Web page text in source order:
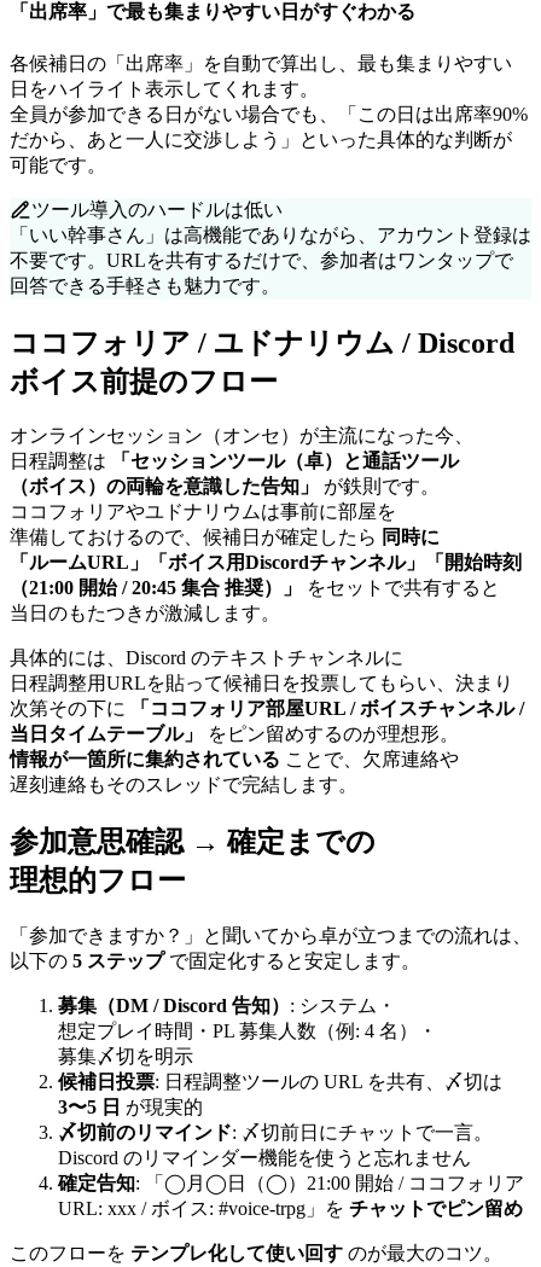
「出席率」で最も集まりやすい 日がすぐわかる
各候補日の 「出席率」を自動で算出し、 最も集まりやすい
日をハイライト 表示してくれます。
全員が参加できる 日がない場合でも、 「この日は出席率90%
だから、 あと一人に交渉しよう」と いった具体的な判断が
可能です。
ツール導入のハードルは低い
「いい幹事さん」は高機能でありながら、 アカウント登録は
不要です。 URLを共有するだけで、 参加者はワンタップで
回答できる手軽さも魅力です。
ココフォリア / ユドナリウム / Discord
ボイス前提のフロー
オンラインセッション （オンセ）が主流になった今、
日程調整は
「セッションツール（卓）と通話ツール
（ボイス）の両輪を意識した告知」 が鉄則です。
ココフォリアやユドナリウムは事前に部屋を
準備しておけるので、 候補日が確定したら 同時に
「ルームURL」
「ボイス用Discordチャンネル」
「開始時刻
（21:00 開始 / 20:45 集合 推奨）」
をセットで共有すると
当日のもたつきが激減します。
具体的には、 Discord のテキストチャンネルに
日程調整用URLを貼って候補日を投票して もらい、 決まり
次第その下に 「ココフォリア部屋URL / ボイスチャンネル /
当日タイムテーブル」
を ピン留めするのが理想形。
情報が一箇所に集約されている ことで、 欠席連絡や
遅刻連絡もそのスレッドで完結します。
参加意思確認 → 確定までの
理想的フロー
「参加できますか？」と 聞いてから卓が立つまでの流れは、
以下の 5 ステップで固定化すると安定します。
募集 （DM / Discord 告知） : システム・
想定プレイ時間・PL 募集人数 （例: 4 名）
・
募集〆切を明示
候補日投票: 日程調整ツールの URL を共有、 〆切は
3〜5 日 が現実的
〆切前のリマインド: 〆切前日にチャットで一言。
Discord のリマインダー機能を使うと忘れません
確定告知: 「◯月◯日 （◯） 21:00 開始 / ココフォリア
URL: xxx / ボイス: #voice-trpg」を チャットでピン留め
このフローを テンプレ化して使い回す のが最大のコツ。